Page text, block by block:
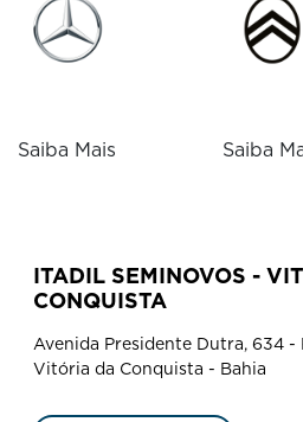
Saiba Mais Saiba
ITADIL SEMINOVOS -
CONQUISTA
Avenida Presidente Dutra, 634 -
Vitória da Conquista - Bahia